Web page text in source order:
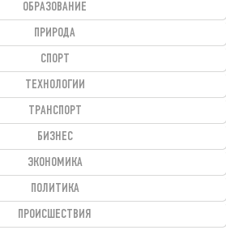
ОБРАЗОВАНИЕ
ПРИРОДА
СПОРТ
ТЕХНОЛОГИИ
ТРАНСПОРТ
БИЗНЕС
ЭКОНОМИКА
ПОЛИТИКА
ПРОИСШЕСТВИЯ